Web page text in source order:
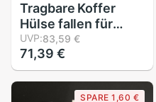
Tragbare Koffer
Hülse fallen für
Hyperice Hypervolt
Massage Stock
Harte fallen
Stoßfest Lagerung
UVP:83,59 €
71,39 €
SPARE 1,60 €